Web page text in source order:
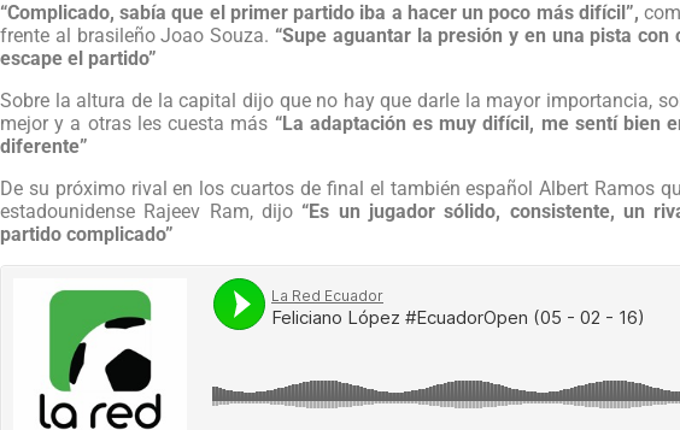
“Complicado, sabía que el primer partido iba a hacer un poco más difícil”,
frente al brasileño Joao Souza. “Supe aguantar la presión y en una pista
escape el partido”
Sobre la altura de la capital dijo que no hay que darle la mayor importancia,
mejor y a otras les cuesta más “La adaptación es muy difícil, me sentí bien
diferente”
De su próximo rival en los cuartos de final el también español Albert Ramos
estadounidense Rajeev Ram, dijo “Es un jugador sólido, consistente, un
partido complicado”